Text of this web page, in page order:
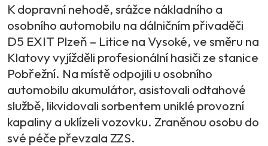
K dopravní nehodě, srážce nákladního a
osobního automobilu na dálničním přivaděči
D5 EXIT Plzeň – Litice na Vysoké, ve směru na
Klatovy vyjížděli profesionální hasiči ze stanice
Pobřežní. Na místě odpojili u osobního
automobilu akumulátor, asistovali odtahové
službě, likvidovali sorbentem uniklé provozní
kapaliny a uklízeli vozovku. Zraněnou osobu do
své péče převzala ZZS.